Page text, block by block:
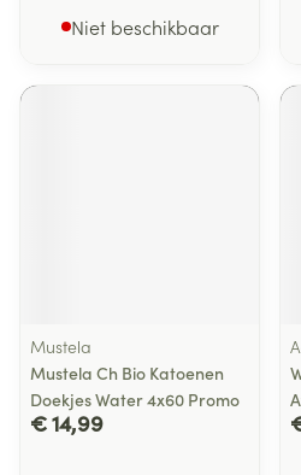
Niet beschikbaar
Mustela
Mustela Ch Bio Katoenen
Doekjes Water 4x60 Promo
€ 14,99